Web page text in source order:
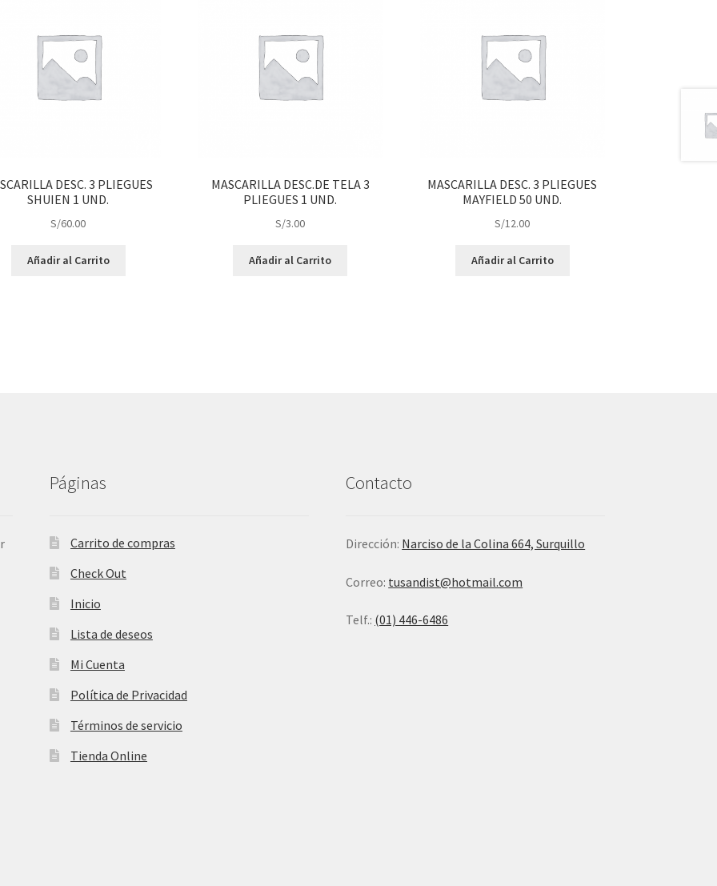
DESC. 3 PLIEGUES
SHUIEN 1 UND.
S/60.00
Añadir al Carrito
MASCARILLA DESC.DE TELA 3
PLIEGUES 1 UND.
S/3.00
Añadir al Carrito
MASCARILLA DESC. 3 PLIEGUES
MAYFIELD 50 UND.
S/12.00
Añadir al Carrito
Páginas
Carrito de compras
Check Out
Inicio
Lista de deseos
Mi Cuenta
Política de Privacidad
Términos de servicio
Tienda Online
Contacto
Dirección: Narciso de la Colina 664, Surquillo
Correo: tusandist@hotmail.com
Telf.: (01) 446-6486